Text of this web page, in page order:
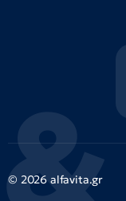
© 2026 alfavita.gr